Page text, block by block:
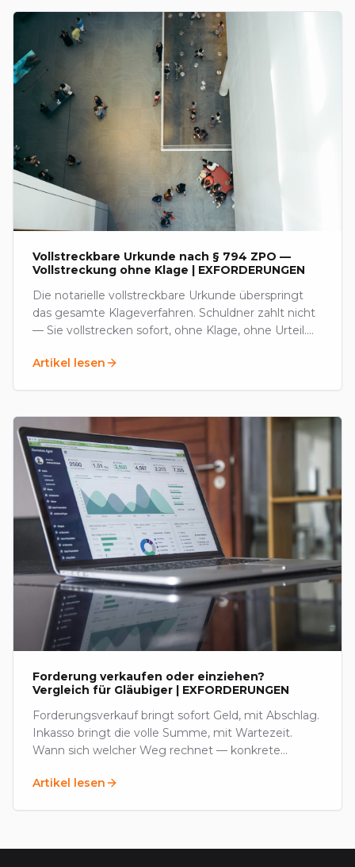
Vollstreckbare Urkunde nach § 794 ZPO —
Vollstreckung ohne Klage | EXFORDERUNGEN
Die notarielle vollstreckbare Urkunde überspringt
das gesamte Klageverfahren. Schuldner zahlt nicht
— Sie vollstrecken sofort, ohne Klage, ohne Urteil.
Artikel lesen
Forderung verkaufen oder einziehen?
Vergleich für Gläubiger | EXFORDERUNGEN
Forderungsverkauf bringt sofort Geld, mit Abschlag.
Inkasso bringt die volle Summe, mit Wartezeit.
Wann sich welcher Weg rechnet — konkrete
Artikel lesen